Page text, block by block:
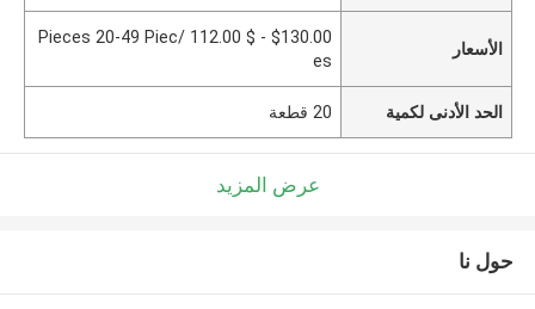
الأسعار
$130.00 - $ 112.00 /Pieces 20-49 Piec
es
الحد الأدنى لكمية 20 قطعة
عرض المزيد
حول نا